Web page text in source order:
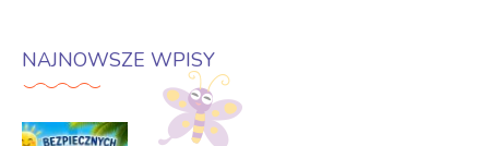
NAJNOWSZE WPISY